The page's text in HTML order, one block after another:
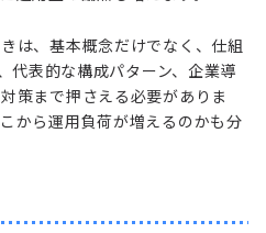
は、基本概念だけでなく、仕組
代表的な構成パターン、企業導
策まで押さえる必要がありま
から運用負荷が増えるのかも分